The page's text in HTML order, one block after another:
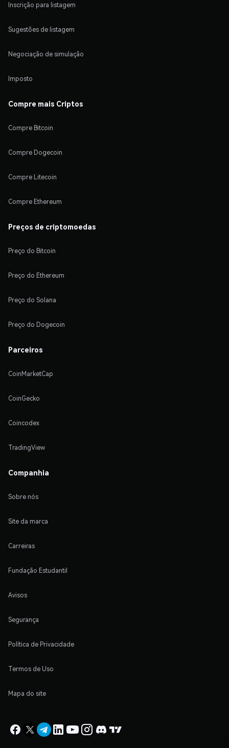
Inscrição para listagem
Sugestões de listagem
Negociação de simulação
Imposto
Compre mais Criptos
Compre Bitcoin
Compre Dogecoin
Compre Litecoin
Compre Ethereum
Preços de criptomoedas
Preço do Bitcoin
Preço do Ethereum
Preço do Solana
Preço do Dogecoin
Parceiros
CoinMarketCap
CoinGecko
Coincodex
TradingView
Companhia
Sobre nós
Site da marca
Carreiras
Fundação Estudantil
Avisos
Segurança
Política de Privacidade
Termos de Uso
Mapa do site